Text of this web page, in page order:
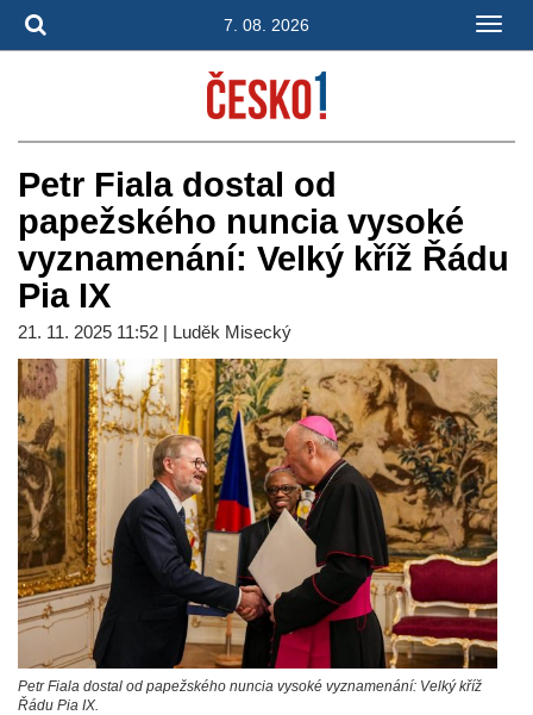
7. 08. 2026
Petr Fiala dostal od
papežského nuncia vysoké
vyznamenání: Velký kříž Řádu
Pia IX
21. 11. 2025 11:52 | Luděk Misecký
Petr Fiala dostal od papežského nuncia vysoké vyznamenání: Velký kříž
Řádu Pia IX.